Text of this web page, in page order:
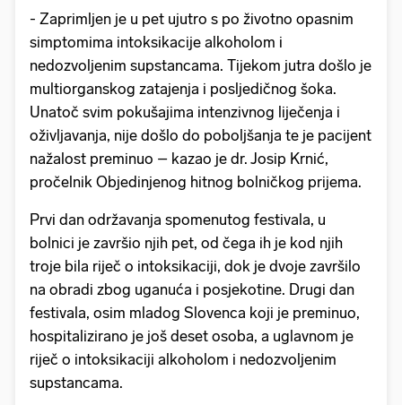
- Zaprimljen je u pet ujutro s po životno opasnim
simptomima intoksikacije alkoholom i
nedozvoljenim supstancama. Tijekom jutra došlo je
multiorganskog zatajenja i posljedičnog šoka.
Unatoč svim pokušajima intenzivnog liječenja i
oživljavanja, nije došlo do poboljšanja te je pacijent
nažalost preminuo – kazao je dr. Josip Krnić,
pročelnik Objedinjenog hitnog bolničkog prijema.
Prvi dan održavanja spomenutog festivala, u
bolnici je završio njih pet, od čega ih je kod njih
troje bila riječ o intoksikaciji, dok je dvoje završilo
na obradi zbog uganuća i posjekotine. Drugi dan
festivala, osim mladog Slovenca koji je preminuo,
hospitalizirano je još deset osoba, a uglavnom je
riječ o intoksikaciji alkoholom i nedozvoljenim
supstancama.